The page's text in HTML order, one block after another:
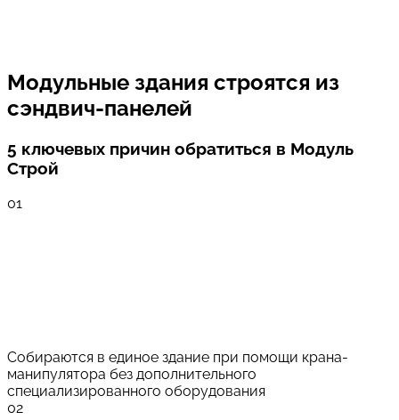
Модульные здания строятся из
сэндвич-панелей
5 ключевых причин обратиться в Модуль
Строй
01
Собираются в единое здание при помощи крана-
манипулятора без дополнительного
специализированного оборудования
02